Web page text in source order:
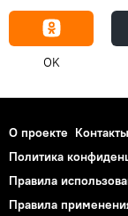
OK
О проекте Контакты
Политика
Правила
Правила